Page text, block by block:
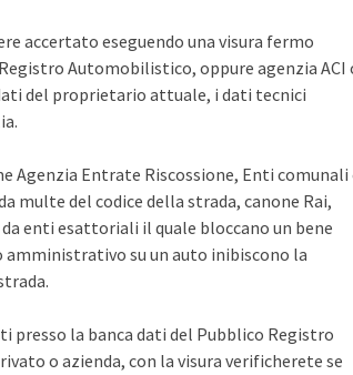
accertato eseguendo una visura fermo
Automobilistico, oppure agenzia ACI
del proprietario attuale, i dati tecnici
Agenzia Entrate Riscossione, Enti comunali
del codice della strada, canone Rai,
enti esattoriali il quale bloccano un bene
su un auto inibiscono la
presso la banca dati del Pubblico Registro
o azienda, con la visura verificherete se